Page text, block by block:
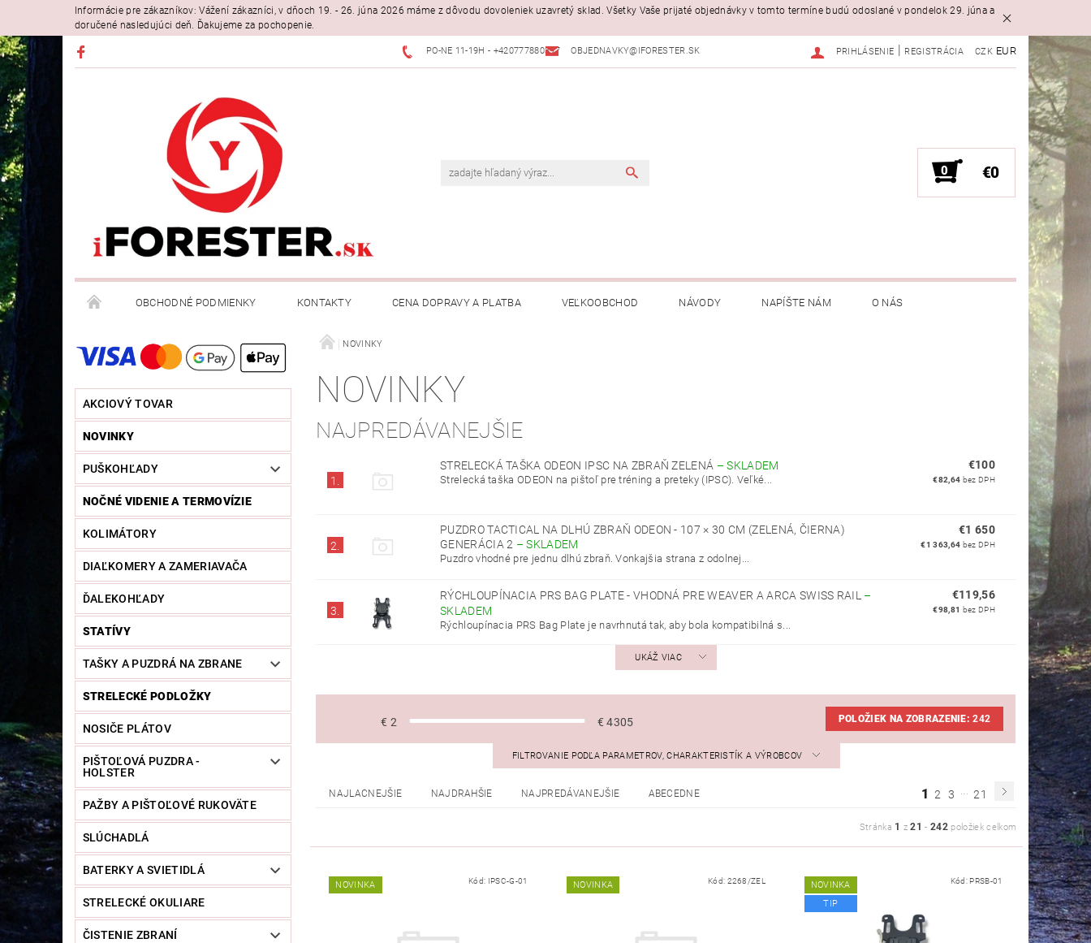
Informácie pre zákazníkov: Vážení zákazníci, v dňoch 19. - 26. júna 2026 máme z dôvodu dovoleniek uzavretý sklad. Všetky Vaše prijaté objednávky v tomto termíne budú odoslané v pondelok 29. júna a
doručené nasledujúci deň. Ďakujeme za pochopenie.
PO-NE 11-19H - +420777880397 OBJEDNAVKY@IFORESTER.SK CZK EUR
PRIHLÁSENIE REGISTRÁCIA
0 €0
OBCHODNÉ PODMIENKY KONTAKTY CENA DOPRAVY A PLATBA VEĽKOOBCHOD NÁVODY NAPÍŠTE NÁM O NÁS
AKCIOVÝ TOVAR
NOVINKY
PUŠKOHĽADY
NOČNÉ VIDENIE A TERMOVÍZIE
KOLIMÁTORY
DIAĽKOMERY A ZAMERIAVAČA
ĎALEKOHĽADY
STATÍVY
TAŠKY A PUZDRÁ NA ZBRANE
STRELECKÉ PODLOŽKY
NOSIČE PLÁTOV
PIŠTOĽOVÁ PUZDRA -
HOLSTER
PAŽBY A PIŠTOĽOVÉ RUKOVÄTE
SLÚCHADLÁ
BATERKY A SVIETIDLÁ
STRELECKÉ OKULIARE
ČISTENIE ZBRANÍ
NOVINKY
NOVINKY
NAJPREDÁVANEJŠIE
1.
STRELECKÁ TAŠKA ODEON IPSC NA ZBRAŇ ZELENÁ –SKLADEM
Strelecká taška ODEON na pištoľ pre tréning a preteky (IPSC). Veľké...
€100
€82,64 bez DPH
2.
PUZDRO TACTICAL NA DLHÚ ZBRAŇ ODEON - 107 × 30 CM (ZELENÁ, ČIERNA)
GENERÁCIA 2 –SKLADEM
Puzdro vhodné pre jednu dlhú zbraň. Vonkajšia strana z odolnej...
€1 650
€1 363,64 bez DPH
3.
RÝCHLOUPÍNACIA PRS BAG PLATE - VHODNÁ PRE WEAVER A ARCA SWISS RAIL –
SKLADEM
Rýchloupínacia PRS Bag Plate je navrhnutá tak, aby bola kompatibilná s...
€119,56
€98,81 bez DPH
UKÁŽ VIAC
€ 2 €4305 POLOŽIEK NA ZOBRAZENIE:242
FILTROVANIE PODĽA PARAMETROV, CHARAKTERISTÍK A VÝROBCOV
NAJLACNEJŠIE NAJDRAHŠIE NAJPREDÁVANEJŠIE ABECEDNE 1 2 3 21
Stránka 1 z21 -242 položiek celkom
NOVINKA Kód: IPSC-G-01 NOVINKA Kód: 2268/ZEL
NOVINKA
TIP
Kód: PRSB-01